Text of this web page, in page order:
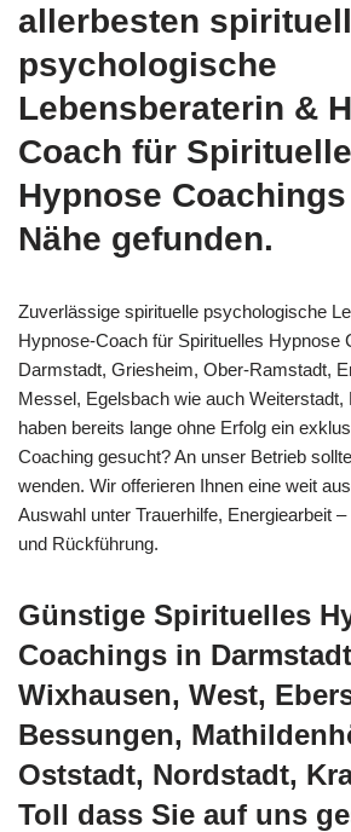
allerbesten
psychologische
Lebensberaterin &
Coach für
Hypnose
Nähe gefunden.
Zuverlässige spirituelle psychologische
Hypnose-Coach für Spirituelles Hypnose
Darmstadt, Griesheim, Ober-Ramstadt,
Messel, Egelsbach wie auch Weiterstadt,
haben bereits lange ohne Erfolg ein
Coaching gesucht? An unser Betrieb
wenden. Wir offerieren Ihnen eine weit
Auswahl unter Trauerhilfe, Energiearbeit
und Rückführung.
Günstige Spirituelles
Coachings in
Wixhausen, West,
Bessungen,
Oststadt, Nordstadt,
Toll dass Sie auf uns